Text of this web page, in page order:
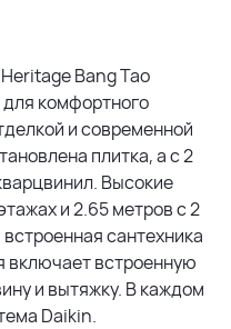
Bang Tao
комфортного
и современной
плитка, а с 2
Высокие
и 2.65 метров с 2
сантехника
включает встроенную
и вытяжку. В каждом
Daikin.